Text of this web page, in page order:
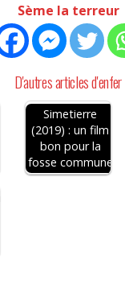
Sème la terreur
D'autres articles d'enfer
Simetierre
(2019) : un film
bon pour la
fosse commune